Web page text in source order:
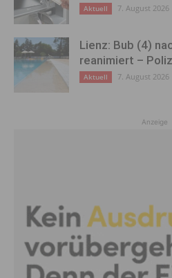
Aktuell 7. August 2026
Lienz: Bub (4)
reanimiert –
Aktuell 7. August 2026
Anzeige